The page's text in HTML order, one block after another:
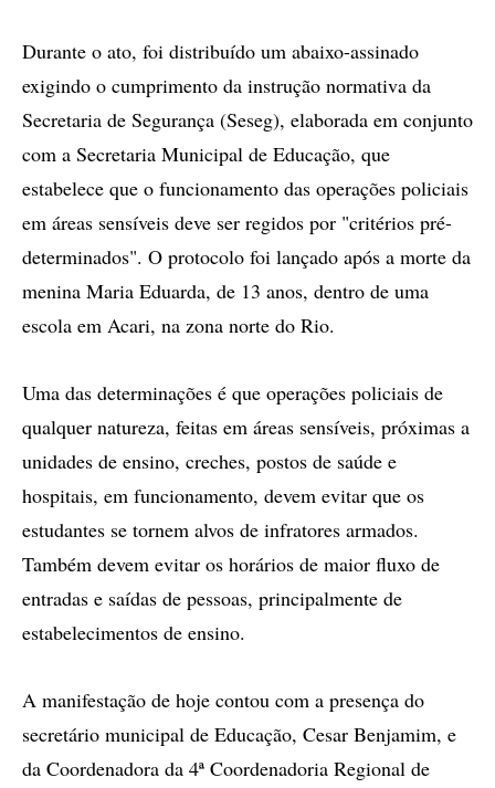
Durante o ato, foi distribuído um abaixo-assinado
exigindo o cumprimento da instrução normativa da
Secretaria de Segurança (Seseg), elaborada em conjunto
com a Secretaria Municipal de Educação, que
estabelece que o funcionamento das operações policiais
em áreas sensíveis deve ser regidos por "critérios pré-
determinados". O protocolo foi lançado após a morte da
menina Maria Eduarda, de 13 anos, dentro de uma
escola em Acari, na zona norte do Rio.
Uma das determinações é que operações policiais de
qualquer natureza, feitas em áreas sensíveis, próximas a
unidades de ensino, creches, postos de saúde e
hospitais, em funcionamento, devem evitar que os
estudantes se tornem alvos de infratores armados.
Também devem evitar os horários de maior fluxo de
entradas e saídas de pessoas, principalmente de
estabelecimentos de ensino.
A manifestação de hoje contou com a presença do
secretário municipal de Educação, Cesar Benjamim, e
da Coordenadora da 4ª Coordenadoria Regional de